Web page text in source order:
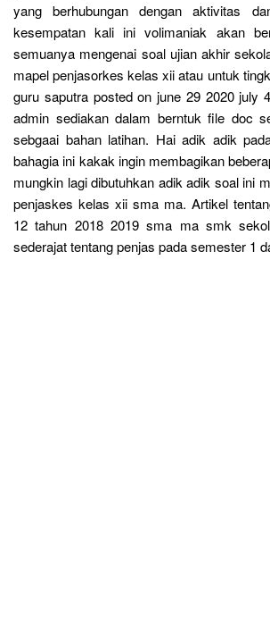
yang berhubungan dengan aktivitas
kesempatan kali ini volimaniak akan
semuanya mengenai soal ujian akhir
mapel penjasorkes kelas xii atau untuk
guru saputra posted on june 29 2020 july
admin sediakan dalam berntuk file doc
sebgaai bahan latihan. Hai adik adik
bahagia ini kakak ingin membagikan
mungkin lagi dibutuhkan adik adik soal ini
penjaskes kelas xii sma ma. Artikel
12 tahun 2018 2019 sma ma smk
sederajat tentang penjas pada semester 1